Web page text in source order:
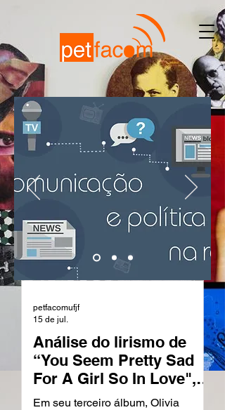
Análise do lirismo de
“You Seem Pretty Sad
For A Girl So In Love",
de Olivia Rodrigo.
Em seu terceiro álbum, Olivia
petfacomufjf
15 de jul.